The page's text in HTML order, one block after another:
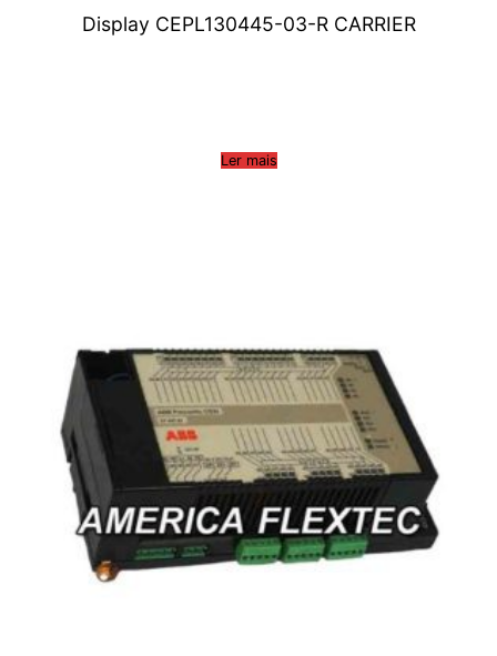
Display CEPL130445-03-R CARRIER
Ler mais